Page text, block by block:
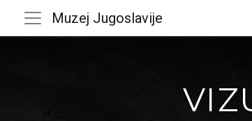
Muzej Jugoslavije